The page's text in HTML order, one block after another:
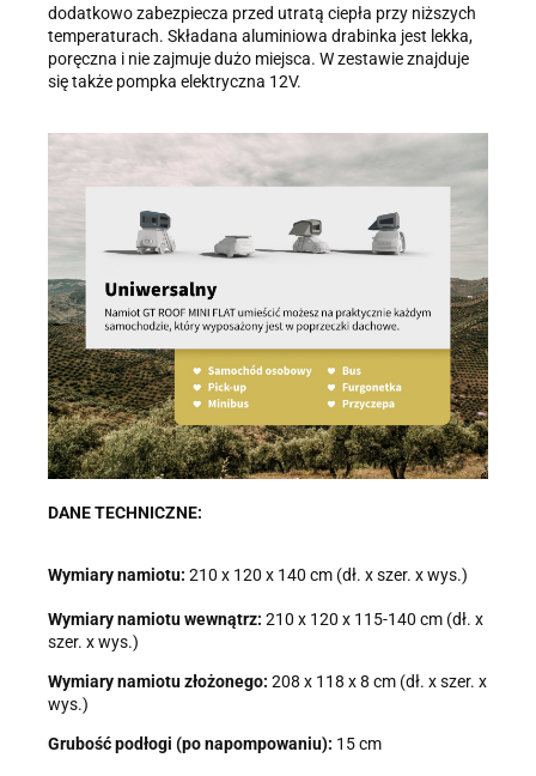
dodatkowo zabezpiecza przed utratą ciepła przy niższych
temperaturach. Składana aluminiowa drabinka jest lekka,
poręczna i nie zajmuje dużo miejsca. W zestawie znajduje
się także pompka elektryczna 12V.
DANE TECHNICZNE:
Wymiary namiotu: 210 x 120 x 140 cm (dł. x szer. x wys.)
Wymiary namiotu wewnątrz: 210 x 120 x 115-140 cm (dł. x
szer. x wys.)
Wymiary namiotu złożonego: 208 x 118 x 8 cm (dł. x szer. x
wys.)
Grubość podłogi (po napompowaniu): 15 cm